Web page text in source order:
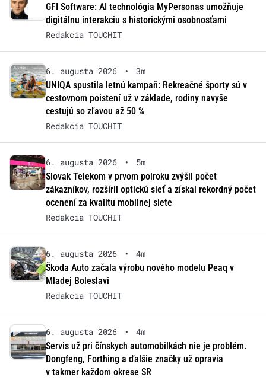
GFI Software: AI technológia MyPersonas umožňuje
digitálnu interakciu s historickými osobnosťami
Redakcia TOUCHIT
6. augusta 2026 •
3m
UNIQA spustila letnú kampaň: Rekreačné športy sú v
cestovnom poistení už v základe, rodiny navyše
cestujú so zľavou až 50 %
Redakcia TOUCHIT
6. augusta 2026 •
5m
Slovak Telekom v prvom polroku zvýšil počet
zákazníkov, rozšíril optickú sieť a získal rekordný počet
ocenení za kvalitu mobilnej siete
Redakcia TOUCHIT
6. augusta 2026 •
4m
Škoda Auto začala výrobu nového modelu Peaq v
Mladej Boleslavi
Redakcia TOUCHIT
6. augusta 2026 •
4m
Servis už pri čínskych automobilkách nie je problém.
Dongfeng, Forthing a ďalšie značky už opravia
v takmer každom okrese SR